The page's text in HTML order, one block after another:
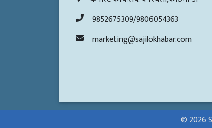
9852675309/9806054363
marketing@sajilokhabar.com
© 2026